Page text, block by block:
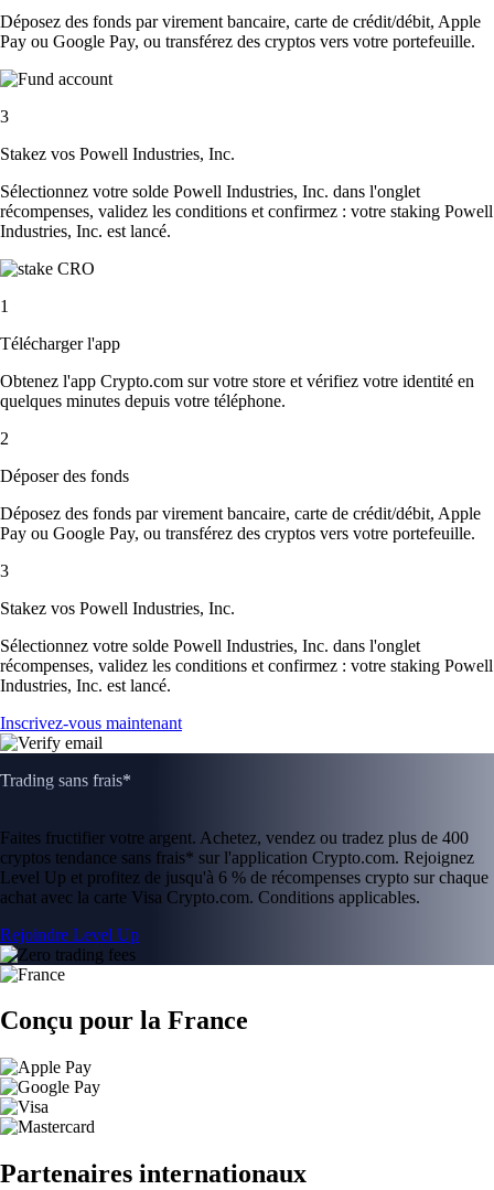
Déposez des fonds par virement bancaire, carte de crédit/débit, Apple
Pay ou Google Pay, ou transférez des cryptos vers votre portefeuille.
3
Stakez vos Powell Industries, Inc.
Sélectionnez votre solde Powell Industries, Inc. dans l'onglet
récompenses, validez les conditions et confirmez : votre staking Powell
Industries, Inc. est lancé.
1
Télécharger l'app
Obtenez l'app Crypto.com sur votre store et vérifiez votre identité en
quelques minutes depuis votre téléphone.
2
Déposer des fonds
Déposez des fonds par virement bancaire, carte de crédit/débit, Apple
Pay ou Google Pay, ou transférez des cryptos vers votre portefeuille.
3
Stakez vos Powell Industries, Inc.
Sélectionnez votre solde Powell Industries, Inc. dans l'onglet
récompenses, validez les conditions et confirmez : votre staking Powell
Industries, Inc. est lancé.
Inscrivez-vous maintenant
Trading sans frais*
Faites fructifier votre argent. Achetez, vendez ou tradez plus de 400
cryptos tendance sans frais* sur l'application Crypto.com. Rejoignez
Level Up et profitez de jusqu'à 6 % de récompenses crypto sur chaque
achat avec la carte Visa Crypto.com. Conditions applicables.
Rejoindre Level Up
Conçu pour la France
Partenaires internationaux